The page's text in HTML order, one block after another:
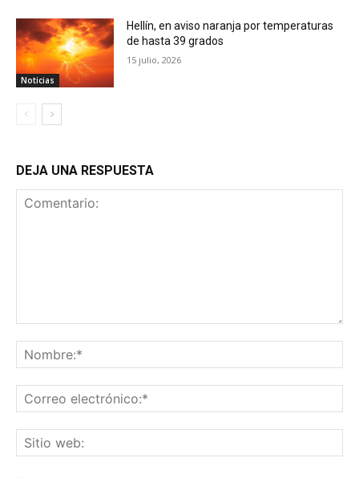
Noticias
Hellín, en aviso naranja por temperaturas
de hasta 39 grados
15 julio, 2026
DEJA UNA RESPUESTA